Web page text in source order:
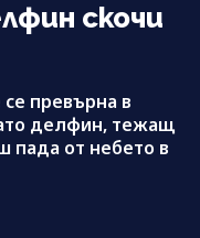
скочи
превърна в
делфин, тежащ
пада от небето в